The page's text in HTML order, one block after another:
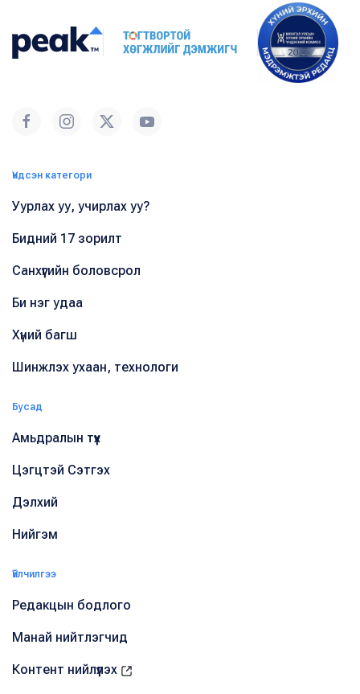
Үндсэн категори
Уурлах уу, учирлах уу?
Бидний 17 зорилт
Санхүүгийн боловсрол
Би нэг удаа
Хүний багш
Шинжлэх ухаан, технологи
Бусад
Амьдралын түүх
Цэгцтэй Сэтгэх
Дэлхий
Нийгэм
Үйлчилгээ
Редакцын бодлого
Манай нийтлэгчид
Контент нийлүүлэх